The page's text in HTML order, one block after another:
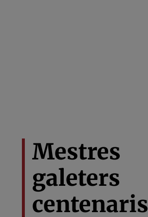
Mestres
galeters
centenaris